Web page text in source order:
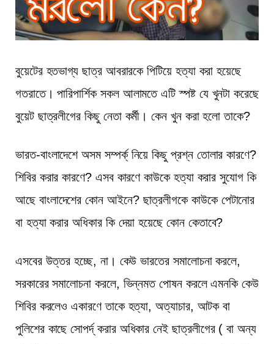
বুয়েটের হতভাগ্য ছাত্র আবরারকে পিটিয়ে হত্যা করা হয়েছে
গতরাতে। পারিপার্শিক সকল আলামতে এটি স্পষ্ট যে খুনটা করেছে
বুয়েট ছাত্রলীগের কিছু নেতা কর্মী। কেন খুন করা হলো তাকে?
ভারত-বাংলাদেশে অসম সম্পর্ক্ নিয়ে কিছু প্রশ্ন তোলার কারণে?
শিবির করার কারণে? এসব কারণে কাউকে হত্যা করার সুযোগ কি
আছে বাংলাদেশের কোন আইনে? ছাত্রলীগকে কাউকে পেটানোর
বা হত্যা করার অধিকার কি দেয়া হয়েছে কোন কেতাবে?
এসবের উত্তর হচ্ছে, না। কেউ ভারতের সমালোচনা করলে,
সরকারের সমালোচনা করলে, ভিন্নমত পোষন করলে এমনকি কেউ
শিবির করলেও একারণে তাকে হত্যা, অত্যাচার, আটক বা
পুলিশের কাছে সোপর্দ্ করার অধিকার নেই ছাত্রলীগের ( বা অন্য